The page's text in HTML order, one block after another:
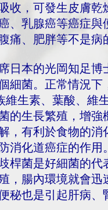
收，可發生皮膚
、乳腺癌等癌症
痛、肥胖等不是病
日本的光岡知足
細菌。正常情況
維生素、葉酸、維
的生長繁殖，增
，有利於食物的
消化道癌症的作用
桿菌是好細菌的
，腸內環境就會
秘也是引起肝病